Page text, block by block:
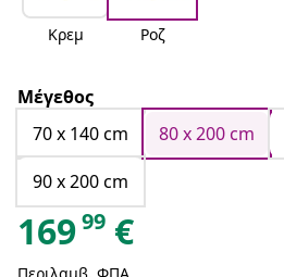
Κρεμ Ροζ
Μέγεθος
70 x 140 cm
80 x 200 cm
90 x 200 cm
16999 €